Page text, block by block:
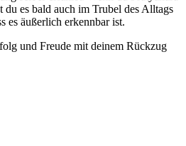
es bald auch im Trubel des Alltags
es äußerlich erkennbar ist.
und Freude mit deinem Rückzug